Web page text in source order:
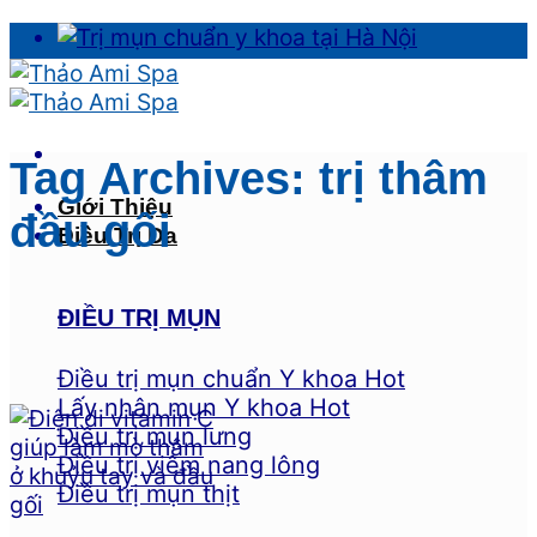
Skip
to
content
Giới Thiệu
Điều Trị Da
ĐIỀU TRỊ MỤN
Điều trị mụn chuẩn Y khoa
Lấy nhân mụn Y khoa
Điều trị mụn lưng
Điều trị viêm nang lông
Điều trị mụn thịt
Tag Archives: trị thâm
đầu gối